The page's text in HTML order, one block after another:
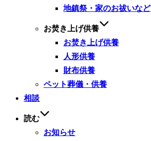
地鎮祭・家のお祓いなど
お焚き上げ供養
お焚き上げ供養
人形供養
財布供養
ペット葬儀・供養
相談
読む
お知らせ